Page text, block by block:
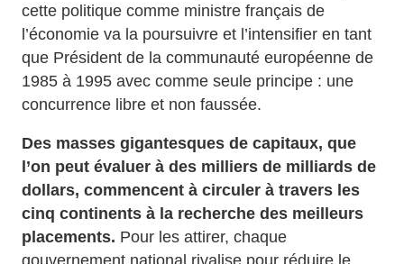
cette politique comme ministre français de
l’économie va la poursuivre et l’intensifier en tant
que Président de la communauté européenne de
1985 à 1995 avec comme seule principe : une
concurrence libre et non faussée.
Des masses gigantesques de capitaux, que
l’on peut évaluer à des milliers de milliards de
dollars, commencent à circuler à travers les
cinq continents à la recherche des meilleurs
placements. Pour les attirer, chaque